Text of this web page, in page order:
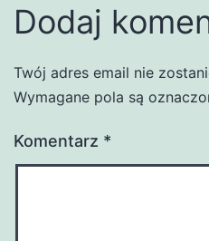
Dodaj
Twój adres email nie
Wymagane pola są
Komentarz *